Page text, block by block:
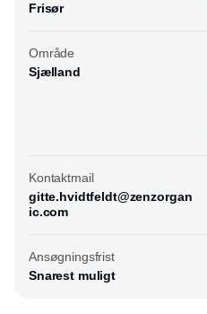
Frisør
Område
Sjælland
Kontaktmail
gitte.hvidtfeldt@zenzorgan
ic.com
Ansøgningsfrist
Snarest muligt